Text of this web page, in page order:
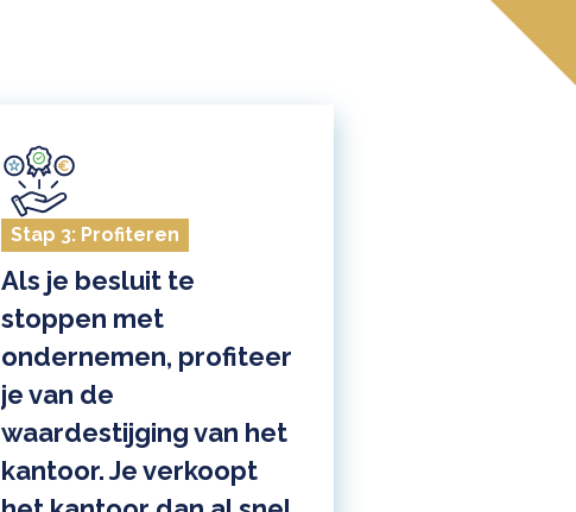
Als je besluit te
stoppen met
ondernemen, profiteer
je van de
waardestijging van het
kantoor. Je verkoopt
Stap 3: Profiteren